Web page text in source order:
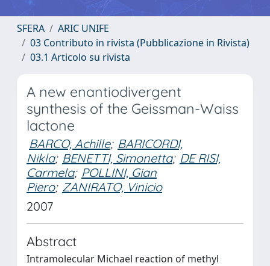
SFERA
ARIC UNIFE
03 Contributo in rivista (Pubblicazione in Rivista)
03.1 Articolo su rivista
A new enantiodivergent
synthesis of the Geissman-Waiss
lactone
BARCO, Achille; BARICORDI,
Nikla; BENETTI, Simonetta; DE RISI,
Carmela; POLLINI, Gian
Piero; ZANIRATO, Vinicio
2007
Abstract
Intramolecular Michael reaction of methyl